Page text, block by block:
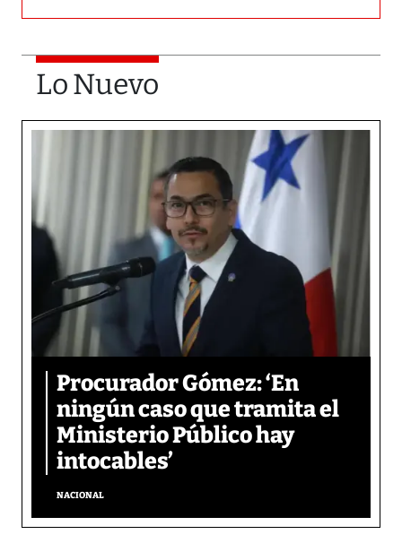
Lo Nuevo
Procurador Gómez: ‘En
ningún caso que tramita el
Ministerio Público hay
intocables’
NACIONAL